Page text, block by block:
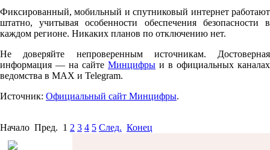
Фиксированный, мобильный и спутниковый интернет работают
штатно, учитывая особенности обеспечения безопасности в
каждом регионе. Никаких планов по отключению нет.
Не доверяйте непроверенным источникам. Достоверная
информация — на сайте Минцифры и в официальных каналах
ведомства в MAX и Telegram.
Источник: Официальный сайт Минцифры.
Начало Пред. 1 2 3 4 5 След. Конец